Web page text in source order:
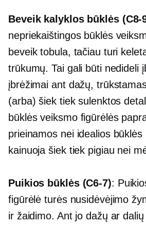
Beveik kalyklos būklės (C8-
nepriekaištingos būklės
beveik tobula, tačiau turi
trūkumų. Tai gali būti nedideli
įbrėžimai ant dažų,
(arba) šiek tiek sulenktos
būklės veiksmo figūrėlės
prieinamos nei idealios
kainuoja šiek tiek pigiau nei
Puikios būklės (C6-7):
figūrėlė turės nusidėvėjimo
ir žaidimo. Ant jo dažų ar